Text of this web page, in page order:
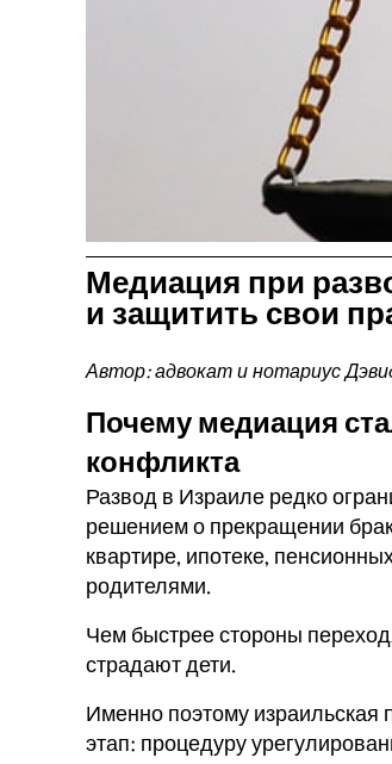
Медиация при
и защитить свои
Автор: адвокат и нотариус
Почему медиация
конфликта
Развод в Израиле редко
решением о прекращении
квартире, ипотеке,
родителями.
Чем быстрее стороны
страдают дети.
Именно поэтому израильская
этап: процедуру